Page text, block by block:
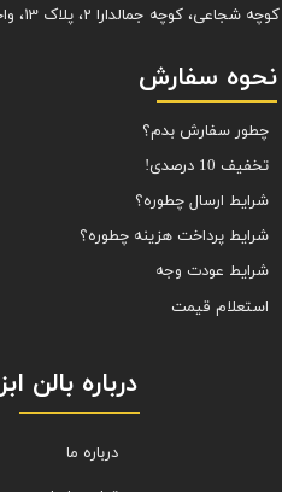
کوچه شجاعی، کوچه جمالدارا 2، پلاک 13، واحد 8.
نحوه سفارش
چطور سفارش بدم؟
تخفیف 10 درصدی!
شرایط ارسال چطوره؟
شرایط پرداخت هزینه چطوره؟
شرایط عودت وجه
استعلام قیمت
درباره بالن
درباره ما